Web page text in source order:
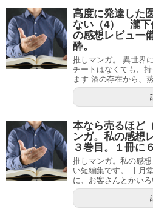
高度に発達した
ない（4） 瀧
の感想レビュー
酔。
推しマンガ。 異世界
チートはなくても、
ます 酒の存在から、
本なら売るほ
ンガ。私の感想
３巻目。１冊に
推しマンガ。私の感
い短編集です。 十月
に、お客さんとかい